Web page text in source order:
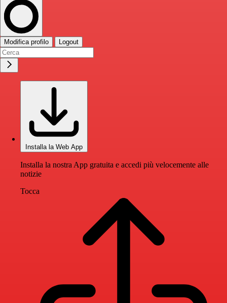
Modifica profilo Logout
Installa la Web App
Installa la nostra App gratuita e accedi più velocemente alle
notizie
Tocca